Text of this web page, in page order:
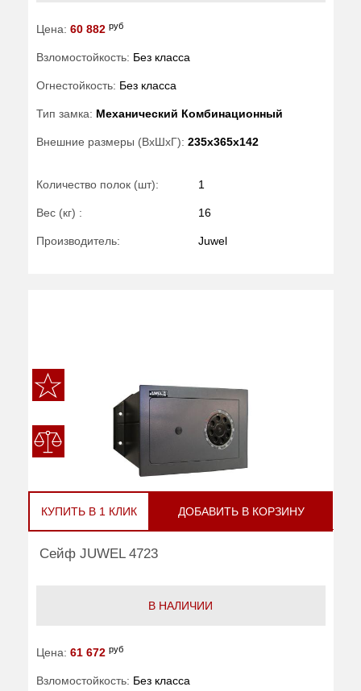
Цена: 60 882 руб
Взломостойкость: Без класса
Огнестойкость: Без класса
Тип замка: Механический Комбинационный
Внешние размеры (ВхШхГ): 235x365x142
Количество полок (шт): 1
Вес (кг) : 16
Производитель: Juwel
КУПИТЬ В 1 КЛИК ДОБАВИТЬ В КОРЗИНУ
Сейф JUWEL 4723
В НАЛИЧИИ
Цена: 61 672 руб
Взломостойкость: Без класса